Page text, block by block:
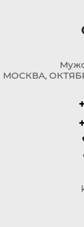
МОСКВА,